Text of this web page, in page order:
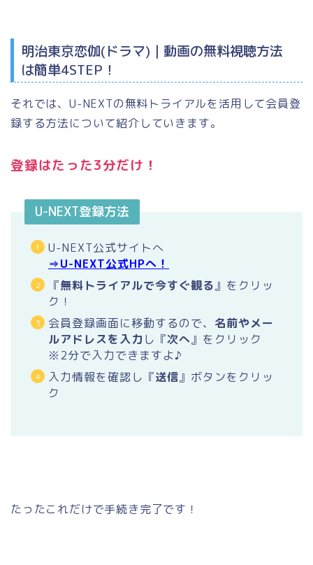
明治東京恋伽(ドラマ)｜動画の無料視聴方法
は簡単4STEP！
それでは、U-NEXTの無料トライアルを活用して会員登
録する方法について紹介していきます。
登録はたった3分だけ！
U-NEXT登録方法
U-NEXT公式サイトへ
⇒U-NEXT公式HPへ！
『無料トライアルで今すぐ観る』をクリッ
ク！
会員登録画面に移動するので、 名前やメー
ルアドレスを入力 し『次へ』をクリック
※2分で入力できますよ♪
入力情報を確認し『送信』ボタンをクリッ
ク
たったこれだけで手続き完了です！